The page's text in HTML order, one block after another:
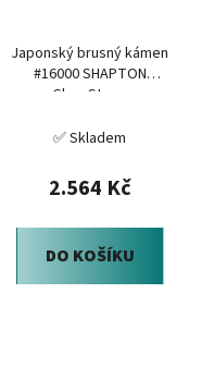
Japonský brusný kámen
#16000 SHAPTON
GlassStone
✅ Skladem
2.564 Kč
DO KOŠÍKU